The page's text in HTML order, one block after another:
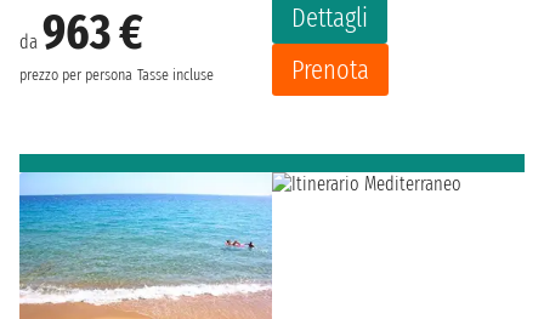
da 963 €
prezzo per persona Tasse incluse
Dettagli
Prenota